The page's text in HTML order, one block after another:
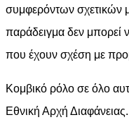
συμφερόντων σχετικών
παράδειγμα δεν μπορεί
που έχουν σχέση με
Κομβικό ρόλο σε όλο
Εθνική Αρχή